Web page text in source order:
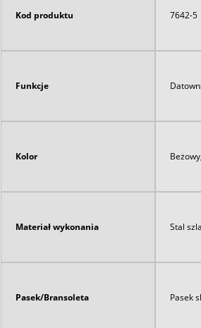
Kod produktu 7642-5
Funkcje
Kolor
Materiał wykonania Stal
Pasek/Bransoleta Pasek